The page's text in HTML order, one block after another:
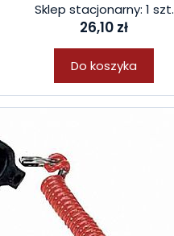
Sklep stacjonarny: 1 szt.
26,10 zł
Do koszyka